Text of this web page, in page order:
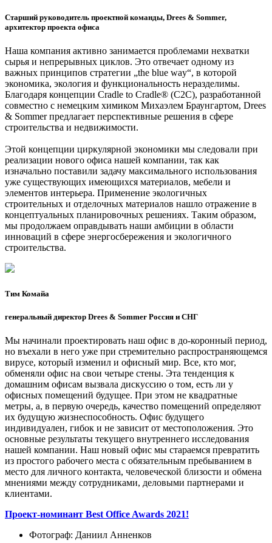
Старший руководитель проектной команды, Drees & Sommer,
архитектор проекта офиса
Наша компания активно занимается проблемами нехватки
сырья и непрерывных циклов. Это отвечает одному из
важных принципов стратегии „the blue way“, в которой
экономика, экология и функциональность неразделимы.
Благодаря концепции Cradle to Cradle® (C2C), разработанной
совместно с немецким химиком Михаэлем Браунгартом, Drees
& Sommer предлагает перспективные решения в сфере
строительства и недвижимости.
Этой концепции циркулярной экономики мы следовали при
реализации нового офиса нашей компании, так как
изначально поставили задачу максимального использования
уже существующих имеющихся материалов, мебели и
элементов интерьера. Применение экологичных
строительных и отделочных материалов нашло отражение в
концептуальных планировочных решениях. Таким образом,
мы продолжаем оправдывать наши амбиции в области
инноваций в сфере энергосбережения и экологичного
строительства.
Тим Комайа
генеральный директор Drees & Sommer Россия и СНГ
Мы начинали проектировать наш офис в до-коронный период,
но въехали в него уже при стремительно распространяющемся
вирусе, который изменил и офисный мир. Все, кто мог,
обменяли офис на свои четыре стены. Эта тенденция к
домашним офисам вызвала дискуссию о том, есть ли у
офисных помещений будущее. При этом не квадратные
метры, а, в первую очередь, качество помещений определяют
их будущую жизнеспособность. Офис будущего
индивидуален, гибок и не зависит от местоположения. Это
основные результаты текущего внутреннего исследования
нашей компании. Наш новый офис мы стараемся превратить
из простого рабочего места с обязательным пребыванием в
место для личного контакта, человеческой близости и обмена
мнениями между сотрудниками, деловыми партнерами и
клиентами.
Проект-номинант Best Office Awards 2021!
Фотограф: Даниил Анненков